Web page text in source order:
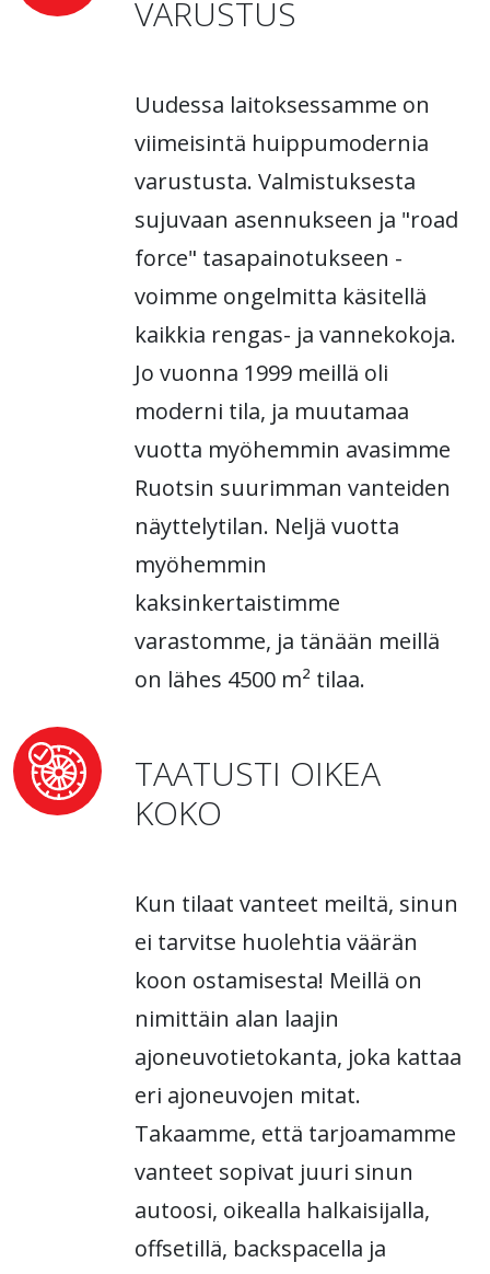
VARUSTUS
Uudessa laitoksessamme on
viimeisintä huippumodernia
varustusta. Valmistuksesta
sujuvaan asennukseen ja "road
force" tasapainotukseen -
voimme ongelmitta käsitellä
kaikkia rengas- ja vannekokoja.
Jo vuonna 1999 meillä oli
moderni tila, ja muutamaa
vuotta myöhemmin avasimme
Ruotsin suurimman vanteiden
näyttelytilan. Neljä vuotta
myöhemmin
kaksinkertaistimme
varastomme, ja tänään meillä
on lähes 4500 m² tilaa.
TAATUSTI OIKEA
KOKO
Kun tilaat vanteet meiltä, sinun
ei tarvitse huolehtia väärän
koon ostamisesta! Meillä on
nimittäin alan laajin
ajoneuvotietokanta, joka kattaa
eri ajoneuvojen mitat.
Takaamme, että tarjoamamme
vanteet sopivat juuri sinun
autoosi, oikealla halkaisijalla,
offsetillä, backspacella ja